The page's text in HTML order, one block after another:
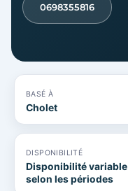
0698355816
BASÉ À
Cholet
DISPONIBILITÉ
Disponibilité variable
selon les périodes